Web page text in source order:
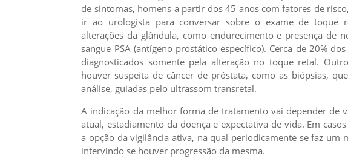
de sintomas, homens a partir dos 45 anos com fatores de
ir ao urologista para conversar sobre o exame de toque
alterações da glândula, como endurecimento e presença de
sangue PSA (antígeno prostático específico). Cerca de 20%
diagnosticados somente pela alteração no toque retal.
houver suspeita de câncer de próstata, como as biópsias,
análise, guiadas pelo ultrassom transretal.
A indicação da melhor forma de tratamento vai depender de
atual, estadiamento da doença e expectativa de vida. Em
a opção da vigilância ativa, na qual periodicamente se faz um
intervindo se houver progressão da mesma.